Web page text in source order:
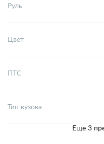
Руль
Цвет
ПТС
Тип кузова
Еще 3